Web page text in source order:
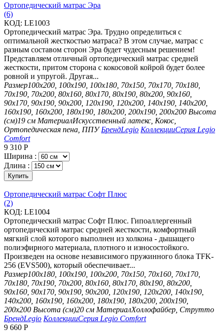
Ортопедический матрас Эра
(6)
КОД: LE1003
Ортопедический матрас Эра. Трудно определиться с
оптимальной жесткостью матраса? В этом случае, матрас с
разным составом сторон Эра будет чудесным решением!
Представляем отличный ортопедический матрас средней
жесткости, притом сторона с кокосовой койрой будет более
ровной и упругой. Другая...
Размер100х200, 100х190, 100х180, 70х150, 70х170, 70х180,
70х190, 70х200, 80х160, 80х170, 80х190, 80х200, 90х160,
90х170, 90х190, 90х200, 120х190, 120х200, 140х190, 140х200,
160х190, 160х200, 180х190, 180х200, 200х190, 200х200 Высота
(см)19 см МатериалИскусственный латекс, Кокос,
Ортопедическая пена, ППУ БрендLegio КоллекцииСерия Legio
Comfort
9 310 Р
Ширина :
Длина :
Купить
Ортопедический матрас Софт Плюс
(2)
КОД: LE1004
Ортопедический матрас Софт Плюс. Гипоаллергенный
ортопедический матрас средней жесткости, комфортный
мягкий слой которого выполнен из холкона - дышащего
полиэфирного материала, плотного и износостойкого.
Произведен на основе независимого пружинного блока TFK-
256 (EVS500), который обеспечивает...
Размер100х180, 100х190, 100х200, 70х150, 70х160, 70х170,
70х180, 70х190, 70х200, 80х160, 80х170, 80х190, 80х200,
90х160, 90х170, 90х190, 90х200, 120х190, 120х200, 140х190,
140х200, 160х190, 160х200, 180х190, 180х200, 200х190,
200х200 Высота (см)20 см МатериалХоллофайбер, Струтто
БрендLegio КоллекцииСерия Legio Comfort
9 660 Р